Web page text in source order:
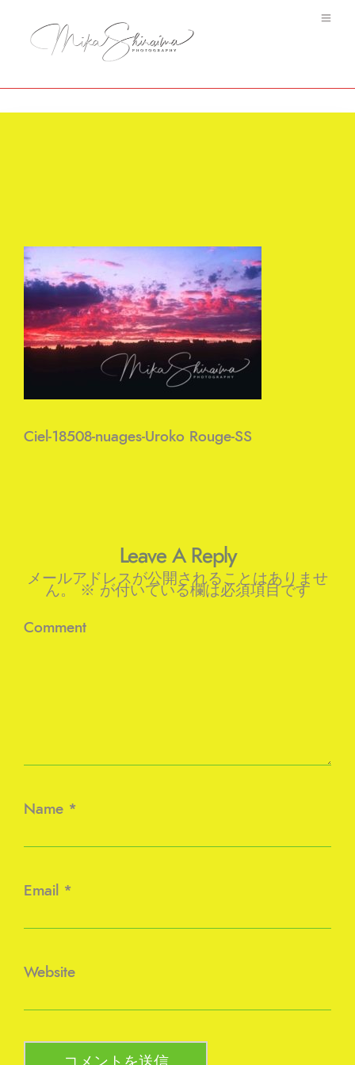
Ciel-18508-nuages-Uroko Rouge-SS
Leave A Reply
メールアドレスが公開されることはありませ
ん。 ※ が付いている欄は必須項目です
Comment
Name *
Email *
Website